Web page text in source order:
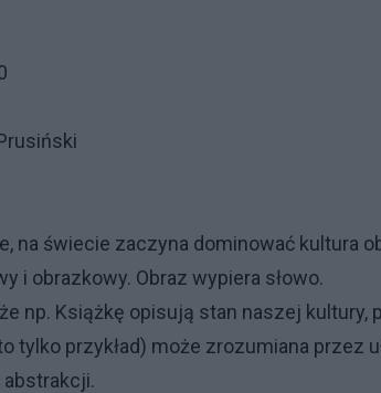
na świecie zaczyna dominować kultura
i obrazkowy. Obraz wypiera słowo.
np. Książkę opisują stan naszej kultury,
tylko przykład) może zrozumiana przez